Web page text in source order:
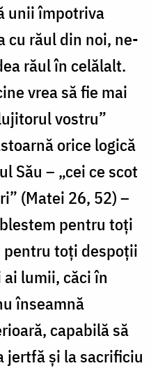
unii împotriva
cu răul din noi, ne-
răul în celălalt.
vrea să fie mai
vostru”
orice logică
Său – „cei ce scot
(Matei 26, 52) –
pentru toți
pentru toți despoții
lumii, căci în
înseamnă
capabilă să
jertfă și la sacrificiu